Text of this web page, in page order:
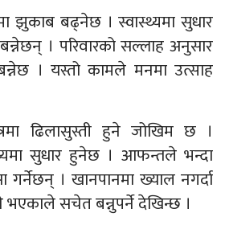
झुकाब बढ्नेछ । स्वास्थ्यमा सुधार
। परिवारको सल्लाह अनुसार
। यस्तो कामले मनमा उत्साह
ढिलासुस्ती हुने जोखिम छ ।
सुधार हुनेछ । आफन्तले भन्दा
। खानपानमा ख्याल नगर्दा
भएकाले सचेत बन्नुपर्ने देखिन्छ ।